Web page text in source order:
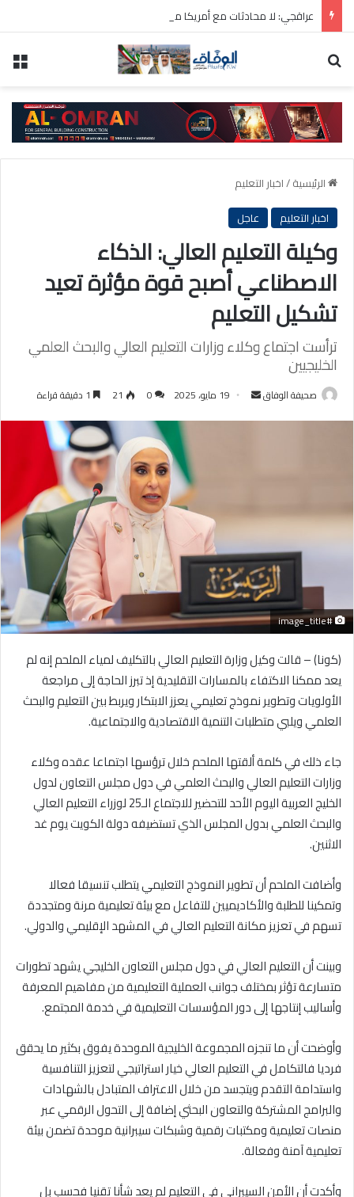
عراقجي: لا محادثات مع أمريكا ما دامت تنتهك الاتفاق المؤقت
الرئيسية/اخبار التعليم
اخبار التعليم
عاجل
وكيلة التعليم العالي: الذكاء
الاصطناعي أصبح قوة مؤثرة تعيد
تشكيل التعليم
ترأست اجتماع وكلاء وزارات التعليم العالي والبحث العلمي
الخليجيين
صحيفة الوفاق
أرسل 19 مايو، 2025 0
21
#image_title
(كونا) – قالت وكيل وزارة التعليم العالي بالتكليف لمياء الملحم إنه لم
يعد ممكنا الاكتفاء بالمسارات التقليدية إذ تبرز الحاجة إلى مراجعة
الأولويات وتطوير نموذج تعليمي يعزز الابتكار ويربط بين التعليم والبحث
العلمي ويلبي متطلبات التنمية الاقتصادية والاجتماعية.
جاء ذلك في كلمة ألقتها الملحم خلال ترؤسها اجتماعا عقده وكلاء
وزارات التعليم العالي والبحث العلمي في دول مجلس التعاون لدول
الخليج العربية اليوم الأحد للتحضير للاجتماع الـ25 لوزراء التعليم العالي
والبحث العلمي بدول المجلس الذي تستضيفه دولة الكويت يوم غد
الاثنين.
وأضافت الملحم أن تطوير النموذج التعليمي يتطلب تنسيقا فعالا
وتمكينا للطلبة والأكاديميين للتفاعل مع بيئة تعليمية مرنة ومتجددة
تسهم في تعزيز مكانة التعليم العالي في المشهد الإقليمي والدولي.
وبينت أن التعليم العالي في دول مجلس التعاون الخليجي يشهد تطورات
متسارعة تؤثر بمختلف جوانب العملية التعليمية من مفاهيم المعرفة
وأساليب إنتاجها إلى دور المؤسسات التعليمية في خدمة المجتمع.
وأوضحت أن ما تنجزه المجموعة الخليجية الموحدة يفوق بكثير ما يحقق
فرديا فالتكامل في التعليم العالي خيار استراتيجي لتعزيز التنافسية
واستدامة التقدم ويتجسد من خلال الاعتراف المتبادل بالشهادات
والبرامج المشتركة والتعاون البحثي إضافة إلى التحول الرقمي عبر
منصات تعليمية ومكتبات رقمية وشبكات سيبرانية موحدة تضمن بيئة
تعليمية آمنة وفعالة.
وأكدت أن الأمن السيبراني في التعليم لم يعد شأنا تقنيا فحسب بل